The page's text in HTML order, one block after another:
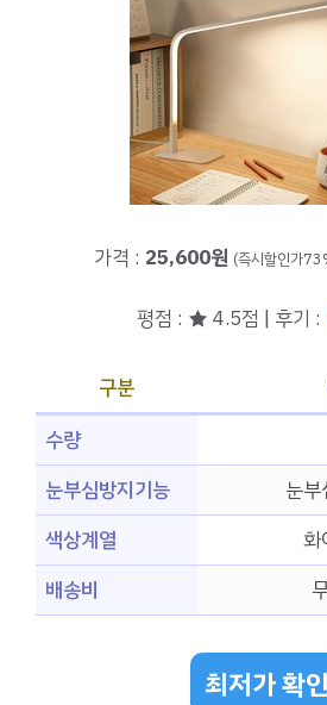
가격 : 25,600원 (즉시할인가
평점 : ★ 4.5점 | 후기 :
구분
수량
눈부심방지기능
눈
색상계열
화
배송비
최저가 확인